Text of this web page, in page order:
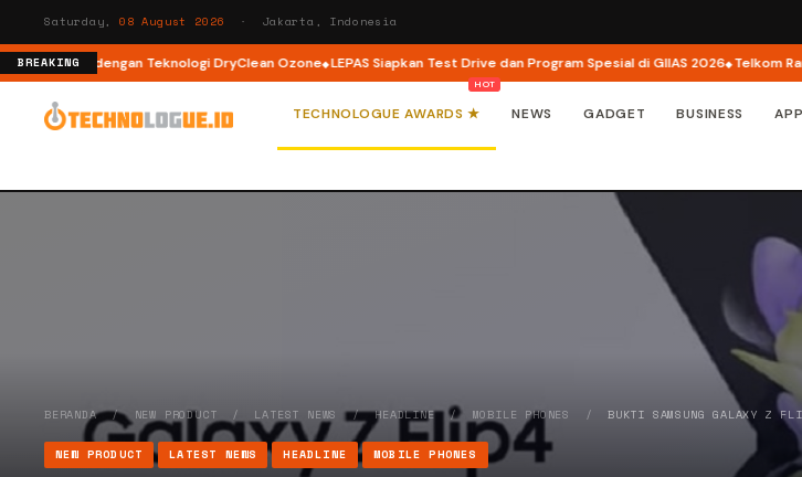
Saturday, 08 August 2026 · Jakarta, Indonesia
BREAKING
Load dengan Teknologi DryClean Ozone LEPAS Siapkan Test Drive dan Program Spesial di GIIAS 2026 Telkom
TECHNOLOGUE AWARDS ★ NEWS GADGET BUSINESS
BERANDA/ NEW PRODUCT / LATEST NEWS /HEADLINE/ MOBILE PHONES /BUKTI SAMSUNG GALAXY Z
NEW PRODUCT LATEST NEWS HEADLINE MOBILE PHONES